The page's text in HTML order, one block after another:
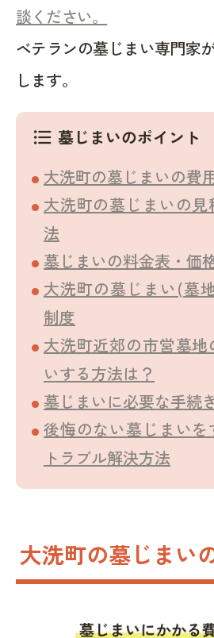
談ください。
ベテランの墓じまい専門家
します。
format_list_bulleted 墓じまいのポイント
大洗町の墓じまいの費
大洗町の墓じまいの
法
墓じまいの料金表・価
大洗町の墓じまい(墓
制度
大洗町近郊の市営墓地
いする方法は？
墓じまいに必要な手続
後悔のない墓じまいを
トラブル解決方法
大洗町の墓じまい